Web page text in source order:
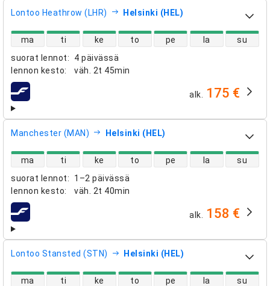
Lontoo Heathrow (LHR) Helsinki (HEL)
suorat lennot:
4 päivässä
lennon kesto: väh. 2t 45min
suorien lentojen saatavuus
ma ti ke to pe la su
lentoyhtiöt alk. 175 €
Manchester (MAN) Helsinki (HEL)
suorat lennot:
1–2 päivässä
lennon kesto: väh. 2t 40min
suorien lentojen saatavuus
ma ti ke to pe la su
lentoyhtiöt alk. 158 €
Lontoo Stansted (STN) Helsinki (HEL)
suorien lentojen saatavuus
ma ti ke to pe la su